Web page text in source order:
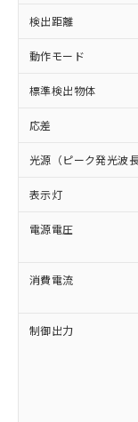
検出距離
動作モード
標準検出物体
応差
光源（ピーク発光波長
表示灯
電源電圧
消費電流
制御出力
ご利
対応
非含有に
対応予定
有に対応
対応予定